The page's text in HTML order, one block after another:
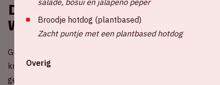
Dineren bij Oranje
wedstrijden
Grijp de gelegenheid om jouw voetbalavond met een
knaller van start te laten gaan. Geniet samen met jouw
gezelschap voorafgaand aan Oranje wedstrijden van een
Broodje hotdog (plantbased)
Zacht puntje met een plantbased hotdog
Overig